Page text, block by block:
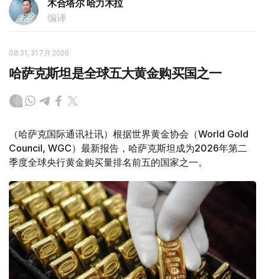
木合塔尔 哈力木拉
编译
08:31, 31 7月 2026
哈萨克斯坦是全球五大黄金购买国之一
（哈萨克国际通讯社讯）根据世界黄金协会（World Gold
Council, WGC）最新报告，哈萨克斯坦成为2026年第二
季度全球央行黄金购买量排名前五的国家之一。